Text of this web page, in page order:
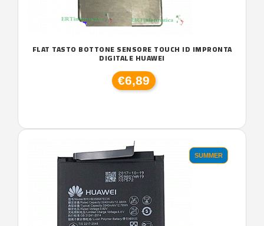
FLAT TASTO BOTTONE SENSORE TOUCH ID IMPRONTA
DIGITALE HUAWEI
€6,89
SUMMER